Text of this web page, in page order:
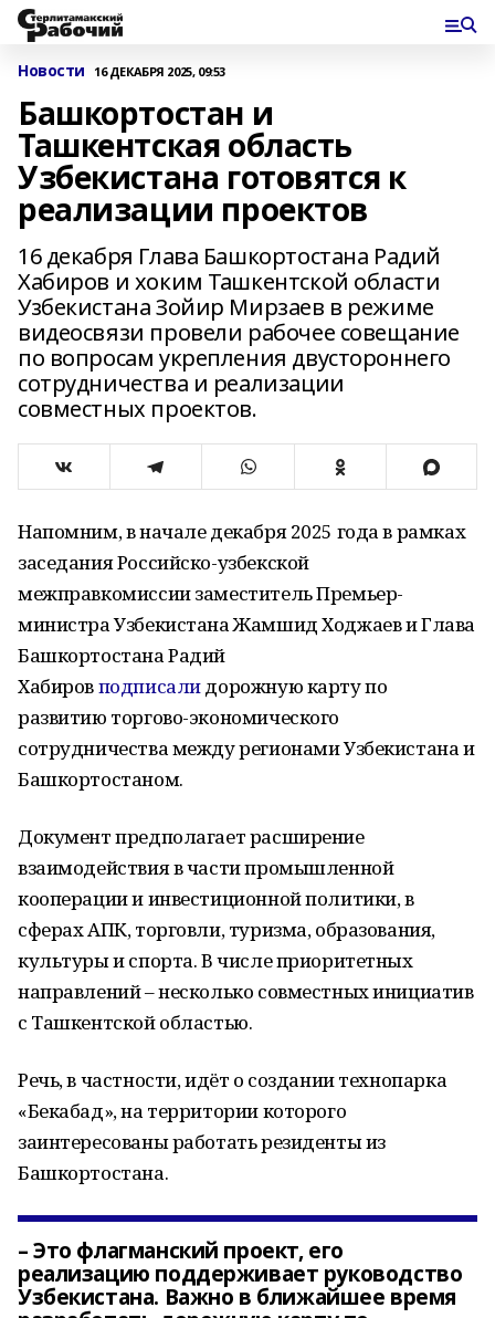
Новости 16 ДЕКАБРЯ 2025, 09:53
Башкортостан и
Ташкентская область
Узбекистана готовятся к
реализации проектов
16 декабря Глава Башкортостана Радий
Хабиров и хоким Ташкентской области
Узбекистана Зойир Мирзаев в режиме
видеосвязи провели рабочее совещание
по вопросам укрепления двустороннего
сотрудничества и реализации
совместных проектов.
Напомним, в начале декабря 2025 года в рамках
заседания Российско-узбекской
межправкомиссии заместитель Премьер-
министра Узбекистана Жамшид Ходжаев и Глава
Башкортостана Радий
Хабировподписалидорожную карту по
развитию торгово-экономического
сотрудничества между регионами Узбекистана и
Башкортостаном.
Документ предполагает расширение
взаимодействия в части промышленной
кооперации и инвестиционной политики, в
сферах АПК, торговли, туризма, образования,
культуры и спорта. В числе приоритетных
направлений – несколько совместных инициатив
с Ташкентской областью.
Речь, в частности, идёт о создании технопарка
«Бекабад», на территории которого
заинтересованы работать резиденты из
Башкортостана.
– Это флагманский проект, его
реализацию поддерживает руководство
Узбекистана. Важно в ближайшее время